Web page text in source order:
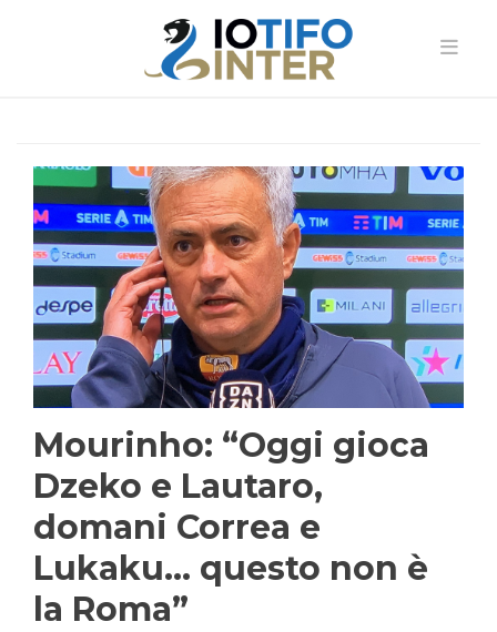
Mourinho: “Oggi gioca
Dzeko e Lautaro,
domani Correa e
Lukaku… questo non è
la Roma”